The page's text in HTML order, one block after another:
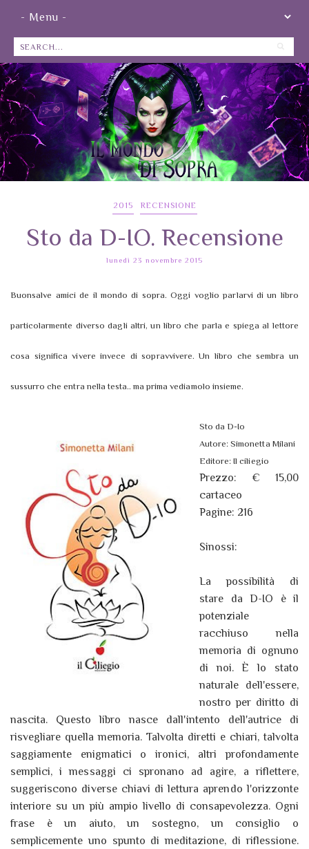
2015 RECENSIONE
Sto da D-IO. Recensione
lunedì 23 novembre 2015
Buonsalve amici de il mondo di sopra. Oggi voglio parlarvi di un libro
particolarmente diverso dagli altri, un libro che parla e spiega al lettore
cosa significa vivere invece di sopravvivere. Un libro che sembra un
sussurro che entra nella testa.. ma prima vediamolo insieme.
Sto da D-Io
Autore: Simonetta Milani
Editore: Il ciliegio
Prezzo: € 15,00
cartaceo
Pagine: 216
Sinossi:
La possibilità di
stare da D-IO è il
potenziale
racchiuso nella
memoria di ognuno
di noi. È lo stato
naturale dell'essere,
nostro per diritto di
nascita. Questo libro nasce dall'intento dell'autrice di
risvegliare quella memoria. Talvolta diretti e chiari, talvolta
saggiamente enigmatici o ironici, altri profondamente
semplici, i messaggi ci spronano ad agire, a riflettere,
suggeriscono diverse chiavi di lettura aprendo l'orizzonte
interiore su un più ampio livello di consapevolezza. Ogni
frase è un aiuto, un sostegno, un consiglio o
semplicemente uno spunto di meditazione, di riflessione.